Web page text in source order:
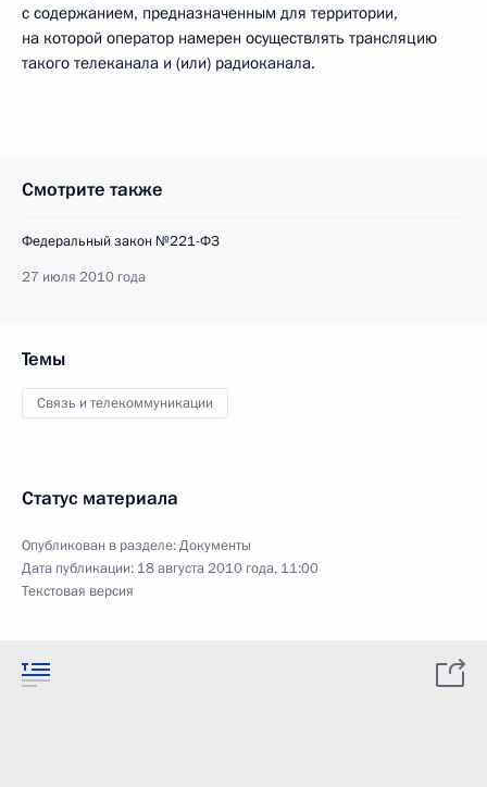
с содержанием, предназначенным для территории,
на которой оператор намерен осуществлять трансляцию
такого телеканала и (или) радиоканала.
Смотрите также
Федеральный закон №221-ФЗ
27 июля 2010 года
Темы
Связь и телекоммуникации
Статус материала
Опубликован в разделе:Документы
Дата публикации: 18 августа 2010 года, 11:00
Текстовая версия